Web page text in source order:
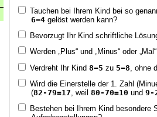
Tauchen bei Ihrem Kind bei so
6−4 gelöst werden kann?
Bevorzugt Ihr Kind schriftliche
Werden „Plus“ und „Minus“ oder
Verdreht Ihr Kind 8−5 zu 5−8 , ohne
Wird die Einerstelle der 1. Zahl
(82-79=17 , weil 80-70=10 und 9-
Bestehen bei Ihrem Kind besondere